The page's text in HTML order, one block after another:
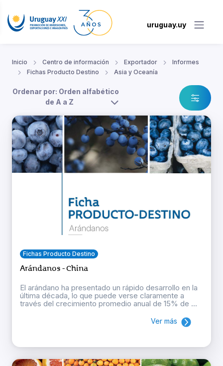
uruguay.uy
Inicio Centro de información Exportador
Informes
Fichas Producto Destino
Asia y Oceanía
Ordenar por: Orden alfabético
de A a Z
Fichas Producto Destino
Arándanos - China
El arándano ha presentado un rápido desarrollo en la
última década, lo que puede verse claramente a
través del crecimiento promedio anual de 15% de ...
Ver más